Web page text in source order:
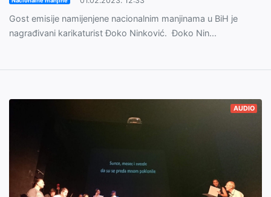
Gost emisije namijenjene nacionalnim manjinama u BiH je
nagrađivani karikaturist Đoko Ninković. Đoko Nin...
AUDIO